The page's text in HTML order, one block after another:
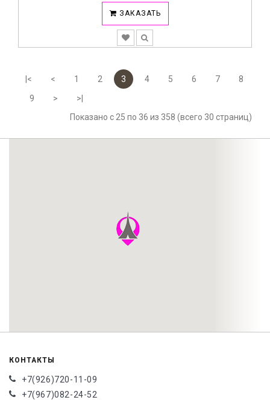
ЗАКАЗАТЬ
|< < 1 2 3 4 5 6 7
8
9
>
>|
Показано с 25 по 36 из 358 (всего 30 страниц)
КОНТАКТЫ
+7(926)720-11-09
+7(967)082-24-52